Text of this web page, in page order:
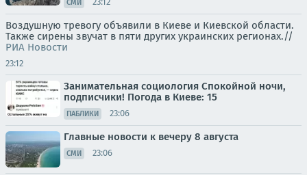
СМИ
Воздушную тревогу объявили в Киеве и Киевской области.
Также сирены звучат в пяти других украинских регионах.//
РИА Новости
23:12
Занимательная социология Спокойной ночи,
подписчики! Погода в Киеве: 15
ПАБЛИКИ 23:06
Главные новости к вечеру 8 августа
СМИ 23:06